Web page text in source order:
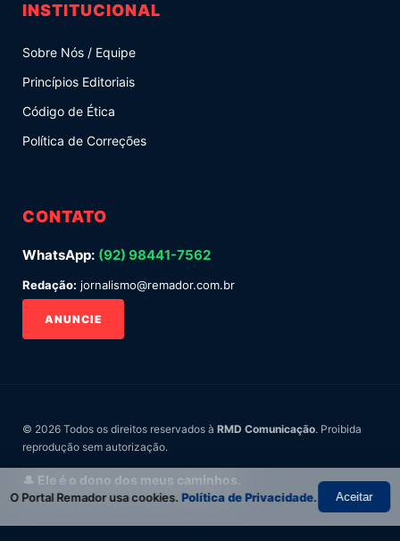
INSTITUCIONAL
Sobre Nós / Equipe
Princípios Editoriais
Código de Ética
Política de Correções
CONTATO
WhatsApp: (92) 98441-7562
Redação: jornalismo@remador.com.br
ANUNCIE
© 2026 Todos os direitos reservados à RMD Comunicação. Proibida
reprodução sem autorização.
🎩 Ele é o dono dos meus caminhos.
O Portal Remador usa cookies.Política de Privacidade. Aceitar